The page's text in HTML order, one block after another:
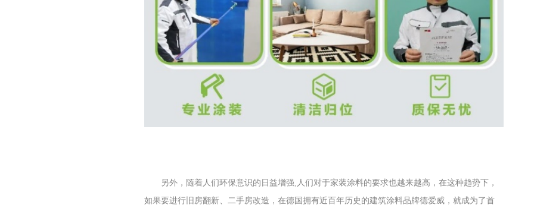
另外， 随着人们环保意识的日益增强,人们对于家装涂料的要求也越来越高，在这种趋势下，
如果要进行旧房翻新、二手房改造，在德国拥有近百年历史的建筑涂料品牌德爱威，就成为了首